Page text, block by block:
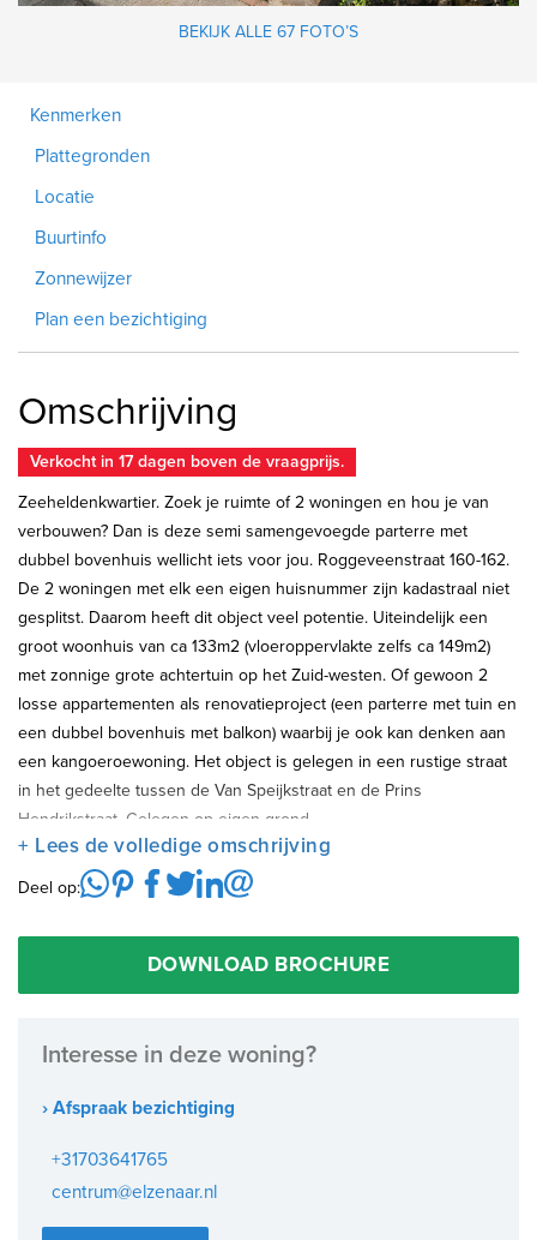
BEKIJK ALLE 67 FOTO’S
Kenmerken
Plattegronden
Locatie
Buurtinfo
Zonnewijzer
Plan een bezichtiging
Omschrijving
Verkocht in 17 dagen boven de vraagprijs.
Zeeheldenkwartier. Zoek je ruimte of 2 woningen en hou je van
verbouwen? Dan is deze semi samengevoegde parterre met
dubbel bovenhuis wellicht iets voor jou. Roggeveenstraat 160-162.
De 2 woningen met elk een eigen huisnummer zijn kadastraal niet
gesplitst. Daarom heeft dit object veel potentie. Uiteindelijk een
groot woonhuis van ca 133m2 (vloeroppervlakte zelfs ca 149m2)
met zonnige grote achtertuin op het Zuid-westen. Of gewoon 2
losse appartementen als renovatieproject (een parterre met tuin en
een dubbel bovenhuis met balkon) waarbij je ook kan denken aan
een kangoeroewoning. Het object is gelegen in een rustige straat
in het gedeelte tussen de Van Speijkstraat en de Prins
Hendrikstraat. Gelegen op eigen grond.
Enkele pluspunten van de woning:
- Mogelijkheid voor ca 5 slaapkamers
- Gebruik als eengezins(stads)woning of 2 afzonderlijke woningen.
- Grote achtertuin op het Z-W.
De ligging is om de hoek bij de Prins Hendrikstraat. Dit is een
winkeltjes en eet/drinkgelegenheden. Alle voorzieningen die het
stadsleven zo aangenaam maken liggen zoals hiervoor vermeld in
de straat zelf of op korte loopafstand. Gezellige terrasjes, cafés,
+ Lees de volledige omschrijving
Deel op:
DOWNLOAD BROCHURE
Interesse in deze woning?
› Afspraak bezichtiging
+31703641765
centrum@elzenaar.nl